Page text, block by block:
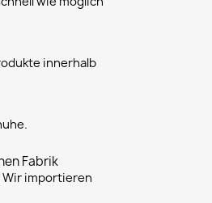
innerhalb
Fabrik
Wir importieren